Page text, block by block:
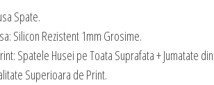
Spate.
Silicon Rezistent 1mm Grosime.
Spatele Husei pe Toata Suprafata + Jumatate
Superioara de Print.